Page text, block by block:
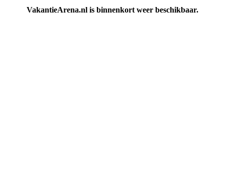
VakantieArena.nl is binnenkort weer beschikbaar.